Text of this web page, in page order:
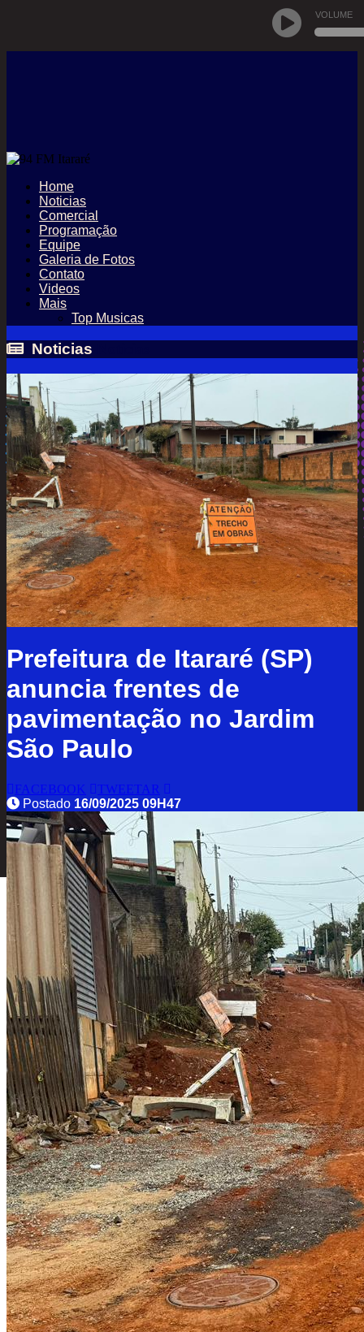
VOLUME
Home
Noticias
Comercial
Programação
Equipe
Galeria de Fotos
Contato
Videos
Mais
Top Musicas
Noticias
Prefeitura de Itararé (SP)
anuncia frentes de
pavimentação no Jardim
São Paulo
FACEBOOK
TWEETAR
Postado 16/09/2025 09H47